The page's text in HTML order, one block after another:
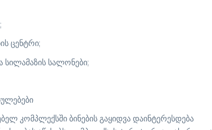
ცენტრი;
სილამაზის სალონები;
კომპლექსში ბინების გაყიდვა დაინტერესდება